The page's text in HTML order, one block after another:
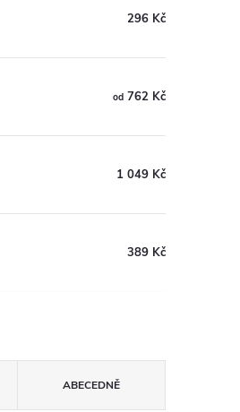
296 Kč
od 762 Kč
1 049 Kč
389 Kč
ABECEDNĚ